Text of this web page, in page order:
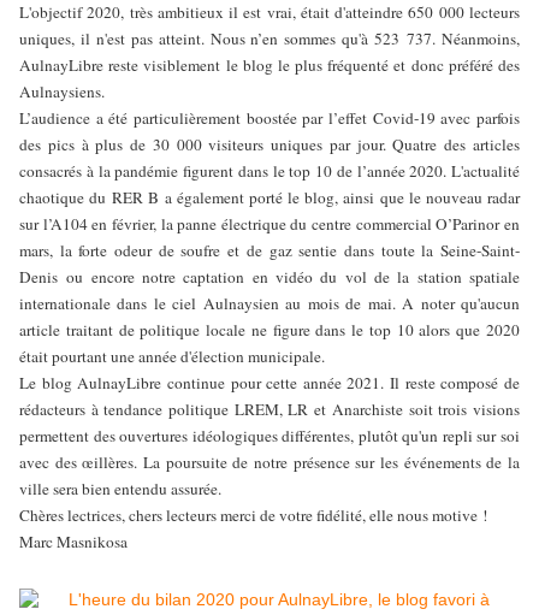
L'objectif 2020, très ambitieux il est vrai, était d'atteindre 650 000 lecteurs
uniques, il n'est pas atteint. Nous n’en sommes qu'à 523 737. Néanmoins,
AulnayLibre reste visiblement le blog le plus fréquenté et donc préféré des
Aulnaysiens.
L’audience a été particulièrement boostée par l’effet Covid-19 avec parfois
des pics à plus de 30 000 visiteurs uniques par jour. Quatre des articles
consacrés à la pandémie figurent dans le top 10 de l’année 2020. L'actualité
chaotique du RER B a également porté le blog, ainsi que le nouveau radar
sur l’A104 en février, la panne électrique du centre commercial O’Parinor en
mars, la forte odeur de soufre et de gaz sentie dans toute la Seine-Saint-
Denis ou encore notre captation en vidéo du vol de la station spatiale
internationale dans le ciel Aulnaysien au mois de mai. A noter qu'aucun
article traitant de politique locale ne figure dans le top 10 alors que 2020
était pourtant une année d'élection municipale.
Le blog AulnayLibre continue pour cette année 2021. Il reste composé de
rédacteurs à tendance politique LREM, LR et Anarchiste soit trois visions
permettent des ouvertures idéologiques différentes, plutôt qu'un repli sur soi
avec des œillères. La poursuite de notre présence sur les événements de la
ville sera bien entendu assurée.
Chères lectrices, chers lecteurs merci de votre fidélité, elle nous motive !
Marc Masnikosa